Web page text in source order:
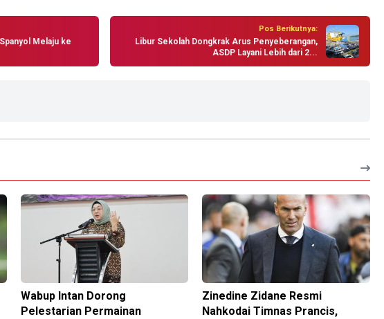
Melaju ke
Pos Berikutnya:
Libur Sekolah Dongkrak Arus Penyeberangan,
ASDP Layani Lebih dari 2...
Wabup Intan Dorong
Pelestarian Permainan
Zinedine Zidane Resmi
Nahkodai Timnas Prancis,